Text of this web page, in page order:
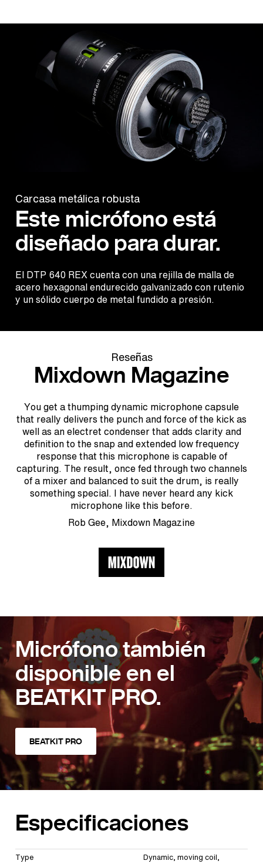
Carcasa metálica robusta
Este micrófono está
diseñado para durar.
El DTP 640 REX cuenta con una rejilla de malla de
acero hexagonal endurecido galvanizado con rutenio
y un sólido cuerpo de metal fundido a presión.
Reseñas
Mixdown Magazine
You get a thumping dynamic microphone capsule
that really delivers the punch and force of the kick as
well as an electret condenser that adds clarity and
definition to the snap and extended low frequency
response that this microphone is capable of
capturing. The result, once fed through two channels
of a mixer and balanced to suit the drum, is really
something special. I have never heard any kick
microphone like this before.
Rob Gee, Mixdown Magazine
Micrófono también
disponible en el
BEATKIT PRO.
BEATKIT PRO
Especificaciones
Type
Dynamic, moving coil,